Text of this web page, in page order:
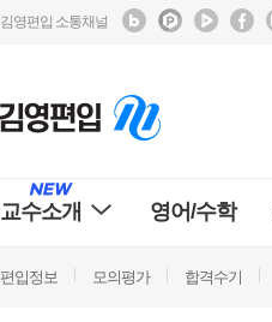
김영편입 소통채널
교수소개 영어/수학
편입정보 모의평가 합격수기